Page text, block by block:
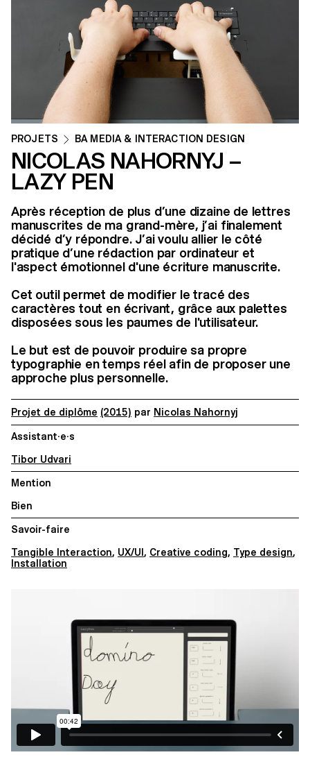
PROJETS BA MEDIA & INTERACTION DESIGN
NICOLAS NAHORNYJ –
LAZY PEN
Après réception de plus d’une dizaine de lettres
manuscrites de ma grand-mère, j’ai finalement
décidé d’y répondre. J’ai voulu allier le côté
pratique d’une rédaction par ordinateur et
l'aspect émotionnel d'une écriture manuscrite.
Cet outil permet de modifier le tracé des
caractères tout en écrivant, grâce aux palettes
disposées sous les paumes de l'utilisateur.
Le but est de pouvoir produire sa propre
typographie en temps réel afin de proposer une
approche plus personnelle.
Projet de diplôme (2015) par Nicolas Nahornyj
Assistant·e·s
Tibor Udvari
Mention
Bien
Savoir-faire
Tangible Interaction, UX/UI , Creative coding, Type design,
Installation